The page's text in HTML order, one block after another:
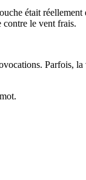
était
contre le vent frais.
Parfois,